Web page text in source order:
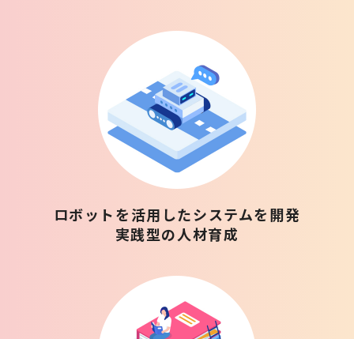
ロボットを活用したシステムを開発
実践型の人材育成